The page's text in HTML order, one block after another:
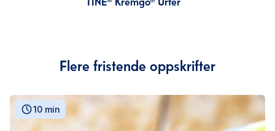
Flere fristende oppskrifter
10 min